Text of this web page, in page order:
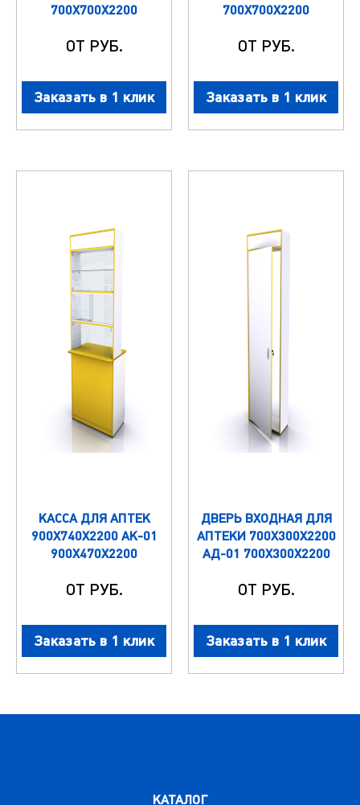
700Х700Х2200
ОТ РУБ.
Заказать в 1 клик
700Х700Х2200
ОТ РУБ.
Заказать в 1 клик
КАССА ДЛЯ АПТЕК
900Х740Х2200 АК-01
900Х470Х2200
ОТ РУБ.
Заказать в 1 клик
ДВЕРЬ ВХОДНАЯ ДЛЯ
АПТЕКИ 700Х300Х2200
АД-01 700Х300Х2200
ОТ РУБ.
Заказать в 1 клик
КАТАЛОГ